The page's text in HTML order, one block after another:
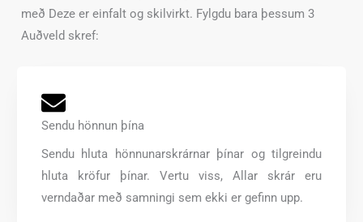
með Deze er einfalt og skilvirkt. Fylgdu bara þessum 3
Auðveld skref:
Sendu hönnun þína
Sendu hluta hönnunarskrárnar þínar og tilgreindu
hluta kröfur þínar. Vertu viss, Allar skrár eru
verndaðar með samningi sem ekki er gefinn upp.